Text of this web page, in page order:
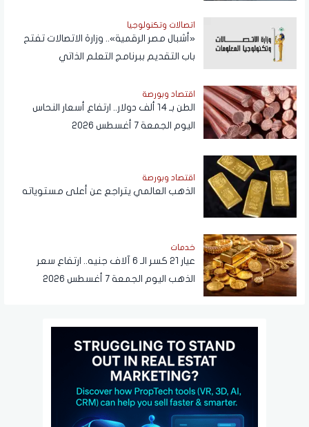
اتصالات وتكنولوجيا
«أشبال مصر الرقمية».. وزارة الاتصالات تفتح
باب التقديم ببرنامج التعلم الذاتي
اقتصاد وبورصة
الطن بـ 14 ألف دولار.. ارتفاع أسعار النحاس
اليوم الجمعة 7 أغسطس 2026
اقتصاد وبورصة
الذهب العالمي يتراجع عن أعلى مستوياته
خدمات
عيار 21 كسر الـ 6 آلاف جنيه.. ارتفاع سعر
الذهب اليوم الجمعة 7 أغسطس 2026